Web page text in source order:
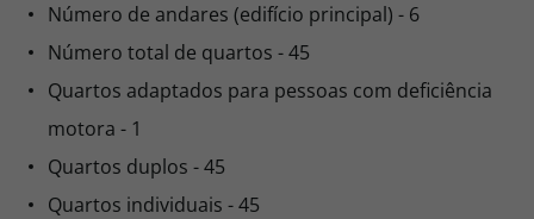
Número de andares (edifício principal) - 6
Número total de quartos - 45
Quartos adaptados para pessoas com deficiência
motora - 1
Quartos duplos - 45
Quartos individuais - 45